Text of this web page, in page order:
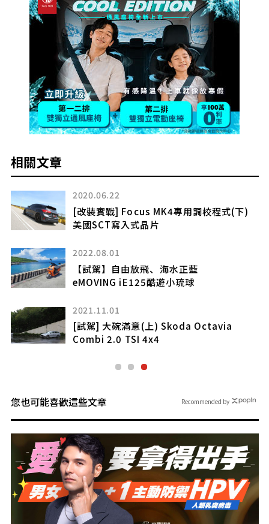
相關文章
式(下)
2022.08.29
【試駕】浴火新希望
全新第四代SsangYong Korando
2024.11.20
【一手試駕】科技電虎
Porsche Macan 4
2021.07.15
[試駕] 不容小覷 Kia Stonic 1.4驚艷
您也可能喜歡這些文章 Recommended by